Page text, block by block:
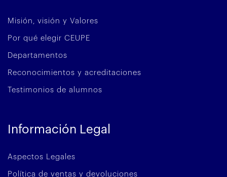
Misión, visión y Valores
Por qué elegir CEUPE
Departamentos
Reconocimientos y acreditaciones
Testimonios de alumnos
Información Legal
Aspectos Legales
Política de ventas y devoluciones